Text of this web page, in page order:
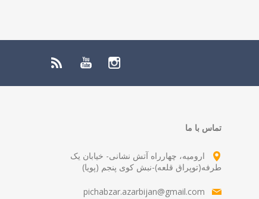
تماس با ما
ارومیه، چهارراه آتش نشانی- خیابان یک
طرفه(توپراق قلعه)-نبش کوی پنجم (پویا)
pichabzar.azarbijan@gmail.com